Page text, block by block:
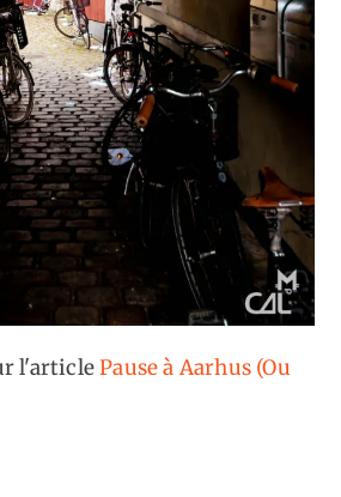
l'articlePause à Aarhus (Ou